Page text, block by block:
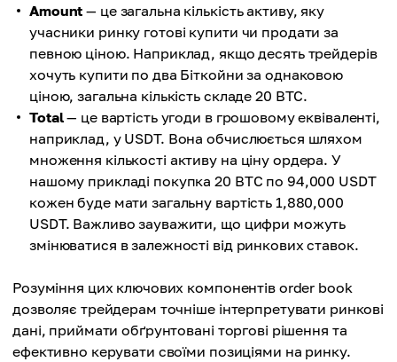
Amount — це загальна кількість активу, яку
учасники ринку готові купити чи продати за
певною ціною. Наприклад, якщо десять трейдерів
хочуть купити по два Біткойни за однаковою
ціною, загальна кількість складе 20 BTC.
Total— це вартість угоди в грошовому еквіваленті,
наприклад, у USDT. Вона обчислюється шляхом
множення кількості активу на ціну ордера. У
нашому прикладі покупка 20 BTC по 94,000 USDT
кожен буде мати загальну вартість 1,880,000
USDT. Важливо зауважити, що цифри можуть
змінюватися в залежності від ринкових ставок.
Розуміння цих ключових компонентів order book
дозволяє трейдерам точніше інтерпретувати ринкові
дані, приймати обґрунтовані торгові рішення та
ефективно керувати своїми позиціями на ринку.